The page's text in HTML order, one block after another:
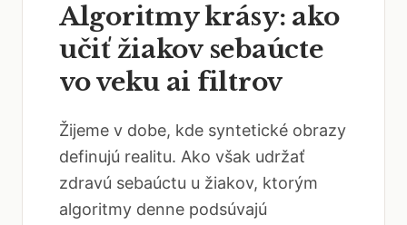
Algoritmy krásy: ako
učiť žiakov sebaúcte
vo veku ai filtrov
Žijeme v dobe, kde syntetické obrazy
definujú realitu. Ako však udržať
zdravú sebaúctu u žiakov, ktorým
algoritmy denne podsúvajú